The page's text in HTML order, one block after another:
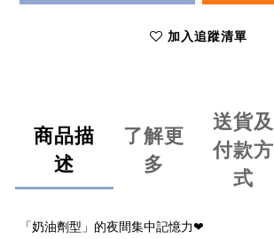
加入追蹤清單
商品描
述
了解更
多
送貨及
付款方
式
「奶油劑型」的夜間集中記憶力❤